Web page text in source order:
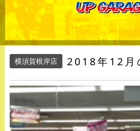
横須賀根岸店 2018年12月